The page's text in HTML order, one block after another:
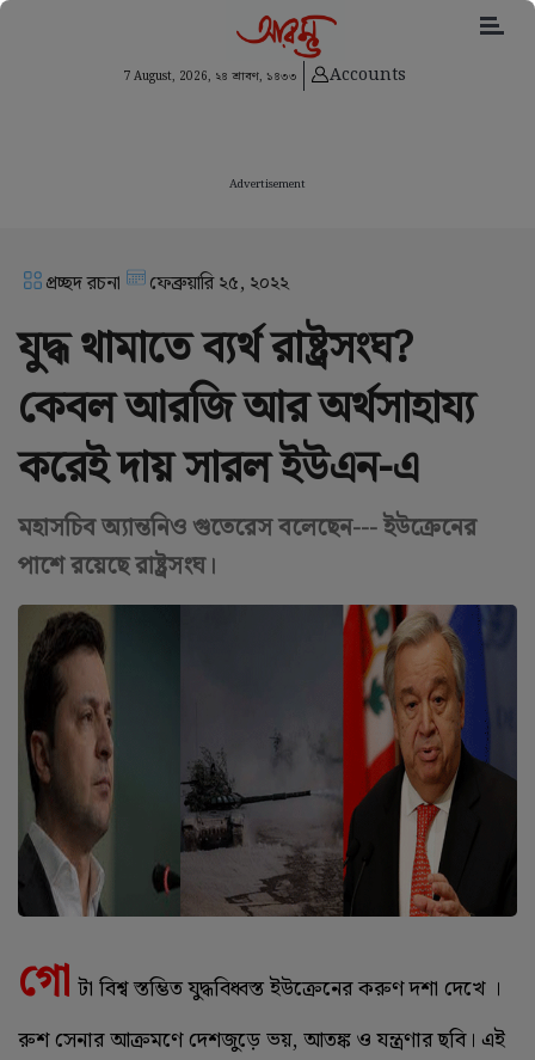
7 August, 2026, ২৪ শ্রাবণ, ১৪৩৩ Accounts
Advertisement
প্রচ্ছদ রচনা ফেব্রুয়ারি ২৫, ২০২২
যুদ্ধ থামাতে ব্যর্থ রাষ্ট্রসংঘ?
কেবল আরজি আর অর্থসাহায্য
করেই দায় সারল ইউএন-এ
মহাসচিব অ্যান্তনিও গুতেরেস বলেছেন--- ইউক্রেনের
পাশে রয়েছে রাষ্ট্রসংঘ।
গো টা বিশ্ব স্তম্ভিত যুদ্ধবিধ্বস্ত ইউক্রেনের করুণ দশা দেখে ।
রুশ সেনার আক্রমণে দেশজুড়ে ভয়, আতঙ্ক ও যন্ত্রণার ছবি। এই